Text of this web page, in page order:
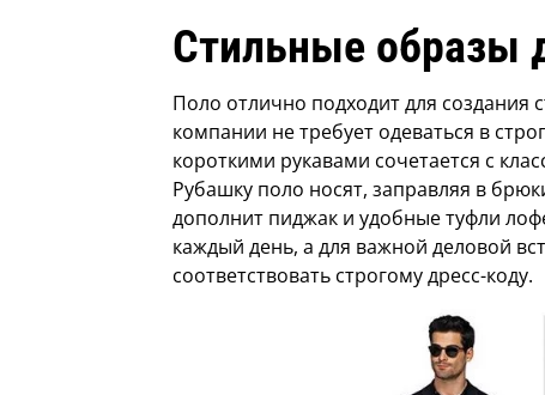
Стильные образы
Поло отлично подходит для создания
компании не требует одеваться в
короткими рукавами сочетается с
Рубашку поло носят, заправляя в
дополнит пиджак и удобные туфли
каждый день, а для важной деловой
соответствовать строгому дресс-коду.